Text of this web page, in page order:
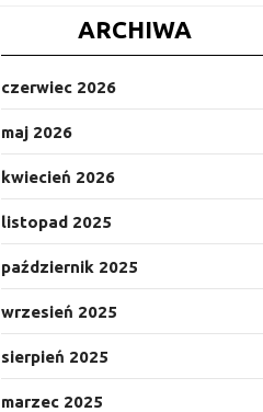
ARCHIWA
czerwiec 2026
maj 2026
kwiecień 2026
listopad 2025
październik 2025
wrzesień 2025
sierpień 2025
marzec 2025